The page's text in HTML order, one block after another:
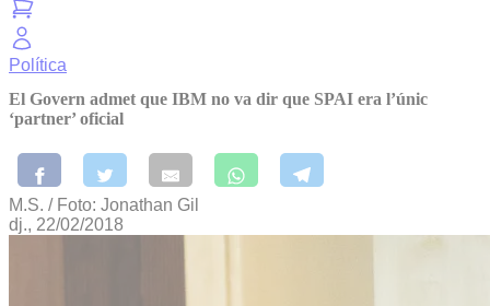
Política
El Govern admet que IBM no va dir que SPAI era l’únic
‘partner’ oficial
M.S. / Foto: Jonathan Gil
dj., 22/02/2018